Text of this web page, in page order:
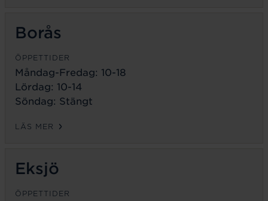
Borås
ÖPPETTIDER
Måndag-Fredag: 10-18
Lördag: 10-14
Söndag: Stängt
LÄS MER
Eksjö
ÖPPETTIDER